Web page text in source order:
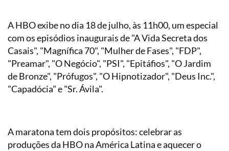
A HBO exibe no dia 18 de julho, às 11h00, um especial
com os episódios inaugurais de "A Vida Secreta dos
Casais", "Magnífica 70", "Mulher de Fases", "FDP",
"Preamar", "O Negócio", "PSI", "Epitáfios", "O Jardim
de Bronze", "Prófugos", "O Hipnotizador", "Deus Inc.",
"Capadócia" e "Sr. Ávila".
A maratona tem dois propósitos: celebrar as
produções da HBO na América Latina e aquecer o